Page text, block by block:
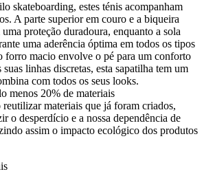
skateboarding, estes ténis acompanham
A parte superior em couro e a biqueira
proteção duradoura, enquanto a sola
uma aderência óptima em todos os tipos
forro macio envolve o pé para um conforto
linhas discretas, esta sapatilha tem um
com todos os seus looks.
menos 20% de materiais
materiais que já foram criados,
o desperdício e a nossa dependência de
assim o impacto ecológico dos produtos